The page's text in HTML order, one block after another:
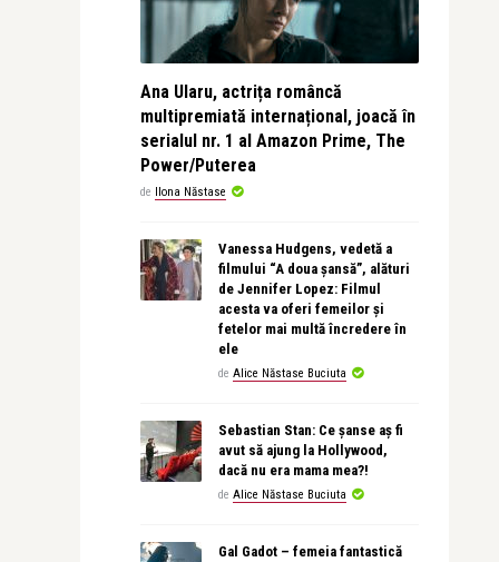
Ana Ularu, actrița româncă
multipremiată internațional, joacă în
serialul nr. 1 al Amazon Prime, The
Power/Puterea
de Ilona Năstase
Vanessa Hudgens, vedetă a
filmului “A doua șansă”, alături
de Jennifer Lopez: Filmul
acesta va oferi femeilor și
fetelor mai multă încredere în
ele
de Alice Năstase Buciuta
Sebastian Stan: Ce șanse aș fi
avut să ajung la Hollywood,
dacă nu era mama mea?!
de Alice Năstase Buciuta
Gal Gadot – femeia fantastică